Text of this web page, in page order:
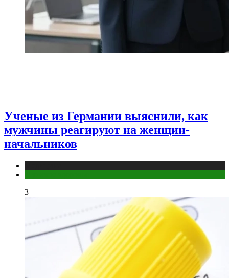
Ученые из Германии выяснили, как
мужчины реагируют на женщин-
начальников
3